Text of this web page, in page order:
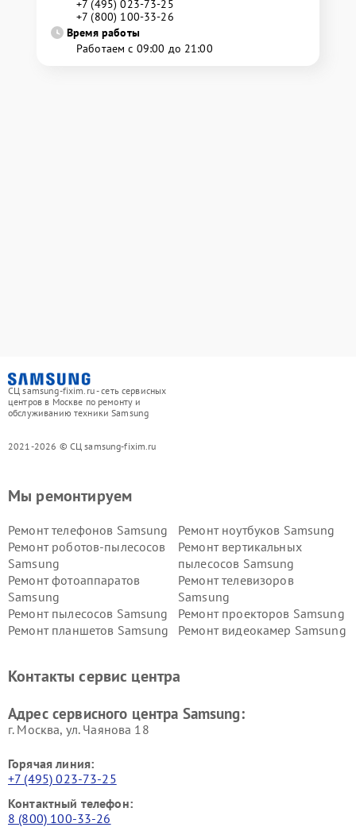
+7 (495) 023-73-25
+7 (800) 100-33-26
Время работы
Работаем с 09:00 до 21:00
СЦ samsung-fixim.ru - сеть сервисных
центров в Москве по ремонту и
обслуживанию техники Samsung
2021-2026 © СЦ samsung-fixim.ru
Мы ремонтируем
Ремонт телефонов Samsung
Ремонт ноутбуков Samsung
Ремонт роботов-пылесосов
Samsung
Ремонт вертикальных
пылесосов Samsung
Ремонт фотоаппаратов
Samsung
Ремонт телевизоров
Samsung
Ремонт пылесосов Samsung
Ремонт проекторов Samsung
Ремонт планшетов Samsung
Ремонт видеокамер Samsung
Контакты сервис центра
Адрес сервисного центра Samsung:
г. Москва, ул. Чаянова 18
Горячая линия:
+7 (495) 023-73-25
Контактный телефон:
8 (800) 100-33-26